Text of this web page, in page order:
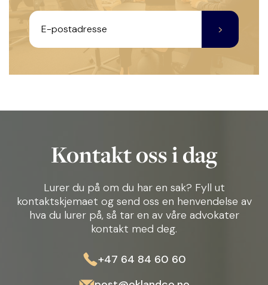
Kontakt oss i dag
Lurer du på om du har en sak? Fyll ut
kontaktskjemaet og send oss en henvendelse av
hva du lurer på, så tar en av våre advokater
kontakt med deg.
+47 64 84 60 60